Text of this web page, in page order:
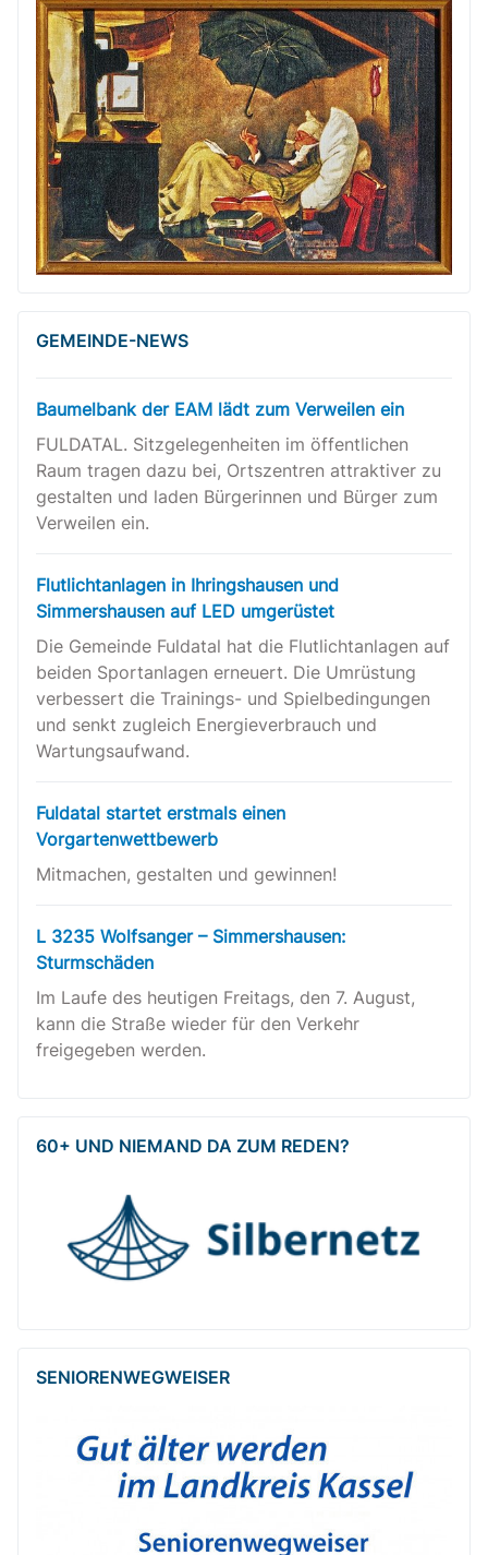
GEMEINDE-NEWS
Baumelbank der EAM lädt zum Verweilen ein
FULDATAL. Sitzgelegenheiten im öffentlichen
Raum tragen dazu bei, Ortszentren attraktiver zu
gestalten und laden Bürgerinnen und Bürger zum
Verweilen ein.
Flutlichtanlagen in Ihringshausen und
Simmershausen auf LED umgerüstet
Die Gemeinde Fuldatal hat die Flutlichtanlagen auf
beiden Sportanlagen erneuert. Die Umrüstung
verbessert die Trainings- und Spielbedingungen
und senkt zugleich Energieverbrauch und
Wartungsaufwand.
Fuldatal startet erstmals einen
Vorgartenwettbewerb
Mitmachen, gestalten und gewinnen!
L 3235 Wolfsanger – Simmershausen:
Sturmschäden
Im Laufe des heutigen Freitags, den 7. August,
kann die Straße wieder für den Verkehr
freigegeben werden.
60+ UND NIEMAND DA ZUM REDEN?
SENIOREN­WEG­WEISER